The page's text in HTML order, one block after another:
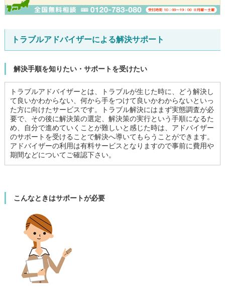
トラブルアドバイザーによる解決サポート
解決手順を知りたい・サポートを受けたい
トラブルアドバイザーとは、トラブルが生じた時に、どう解決し
て良いかわからない、何から手をつけて良いかわからないといっ
た方に向けたサービスです。トラブル解決にはまず実態調査が必
要で、その後に解決策の選定、解決策の実行という手順になるた
め、自分で進めていくことが難しいと感じた時は、アドバイザー
のサポートを受けることで解決へ導いてもらうことができます。
アドバイザーの利用は有料サービスとなりますので事前に費用や
期間などについてご確認下さい。
こんなときはサポートが必要